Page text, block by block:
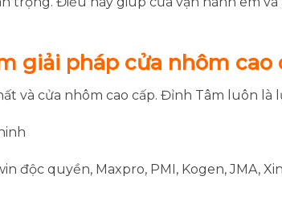
giải pháp cửa nhôm cao
và cửa nhôm cao cấp. Đỉnh Tâm luôn là
độc quyền, Maxpro, PMI, Kogen, JMA,